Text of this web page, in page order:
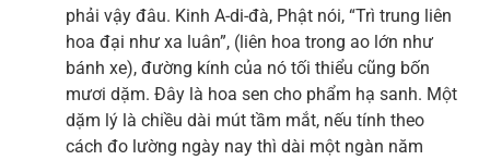
phải vậy đâu. Kinh A-di-đà, Phật nói, “Trì trung liên
hoa đại như xa luân”, (liên hoa trong ao lớn như
bánh xe), đường kính của nó tối thiểu cũng bốn
mươi dặm. Đây là hoa sen cho phẩm hạ sanh. Một
dặm lý là chiều dài mút tầm mắt, nếu tính theo
cách đo lường ngày nay thì dài một ngàn năm